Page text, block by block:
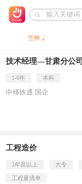
兰州
技术经理—甘肃分公司
1-6年 本科
中移铁通 国企
工程造价
3年及以上 大专
工程量清单